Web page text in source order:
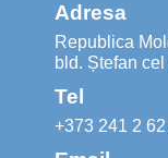
Adresa
Republica
bld. Ștefan
Tel
+373 241 2